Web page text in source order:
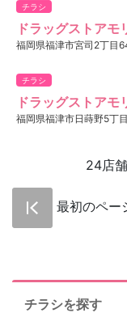
チラシ
ドラッグストアモ
福岡県福津市宮司2丁目
チラシ
ドラッグストアモ
福岡県福津市日蒔野5丁
24店
最初のペー
チラシを探す